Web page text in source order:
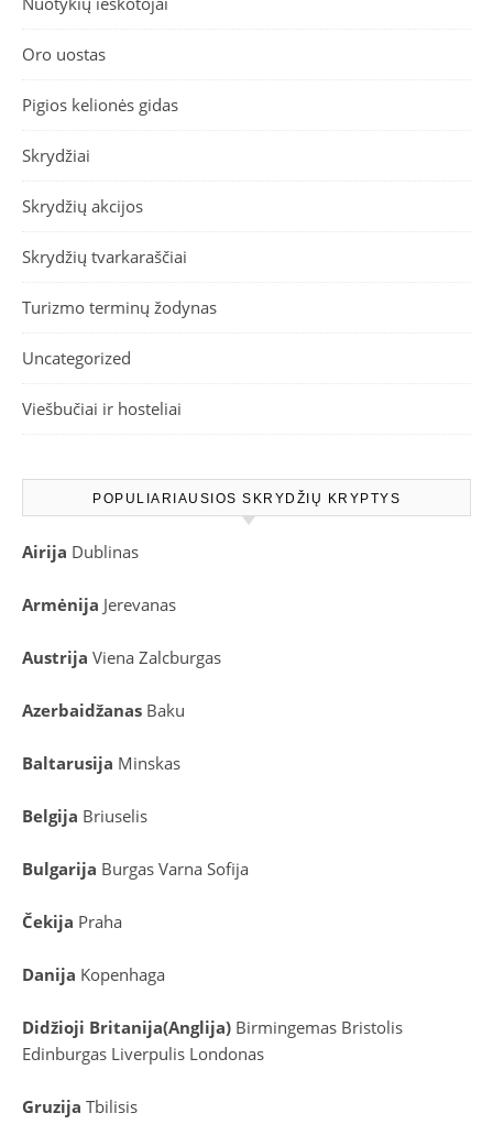
Oro uostas
Pigios kelionės gidas
Skrydžiai
Skrydžių akcijos
Skrydžių tvarkaraščiai
Turizmo terminų žodynas
Uncategorized
Viešbučiai ir hosteliai
POPULIARIAUSIOS SKRYDŽIŲ KRYPTYS
Airija Dublinas
Armėnija Jerevanas
Austrija Viena Zalcburgas
Azerbaidžanas Baku
Baltarusija Minskas
Belgija Briuselis
Bulgarija Burgas Varna Sofija
Čekija Praha
Danija Kopenhaga
Didžioji Britanija(Anglija) Birmingemas Bristolis
Edinburgas Liverpulis Londonas
Gruzija Tbilisis